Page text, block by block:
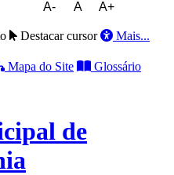
A- A A+
Destacar cursor Mais...
Mapa do Site Glossário
de